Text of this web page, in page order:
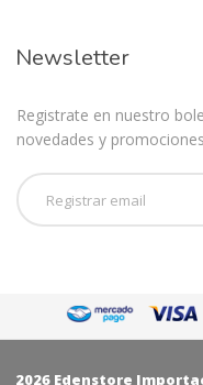
Newsletter
Registrate en nuestro
novedades y
2026 Edenstore